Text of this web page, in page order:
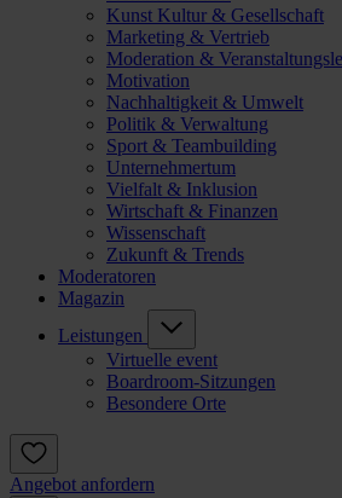
Kunst Kultur & Gesellschaft
Marketing & Vertrieb
Moderation &
Motivation
Nachhaltigkeit & Umwelt
Politik & Verwaltung
Sport & Teambuilding
Unternehmertum
Vielfalt & Inklusion
Wirtschaft & Finanzen
Wissenschaft
Zukunft & Trends
Moderatoren
Magazin
Leistungen
Virtuelle event
Boardroom-Sitzungen
Besondere Orte
Angebot anfordern